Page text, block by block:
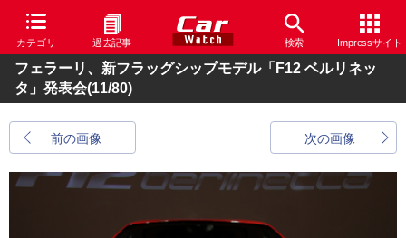
カテゴリ 過去記事 検索 Impressサイト
フェラーリ、新フラッグシップモデル「F12 ベルリネッ
タ」発表会(11/80)
前の画像 次の画像